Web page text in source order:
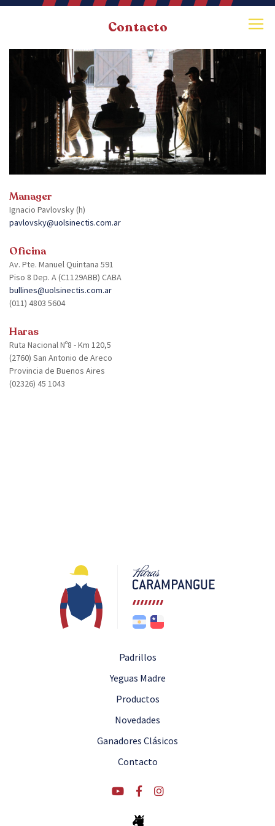
Contacto
Manager
Ignacio Pavlovsky (h)
pavlovsky@uolsinectis.com.ar
Oficina
Av. Pte. Manuel Quintana 591
Piso 8 Dep. A (C1129ABB) CABA
bullines@uolsinectis.com.ar
(011) 4803 5604
Haras
Ruta Nacional Nº8 - Km 120,5
(2760) San Antonio de Areco
Provincia de Buenos Aires
(02326) 45 1043
Padrillos
Yeguas Madre
Productos
Novedades
Ganadores Clásicos
Contacto